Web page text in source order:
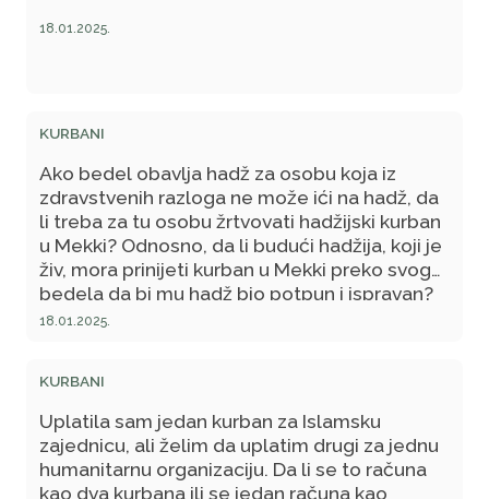
18.01.2025.
KURBANI
Ako bedel obavlja hadž za osobu koja iz
zdravstvenih razloga ne može ići na hadž, da
li treba za tu osobu žrtvovati hadžijski kurban
u Mekki? Odnosno, da li budući hadžija, koji je
živ, mora prinijeti kurban u Mekki preko svog
bedela da bi mu hadž bio potpun i ispravan?
18.01.2025.
KURBANI
Uplatila sam jedan kurban za Islamsku
zajednicu, ali želim da uplatim drugi za jednu
humanitarnu organizaciju. Da li se to računa
kao dva kurbana ili se jedan računa kao